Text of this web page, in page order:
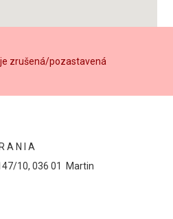
je zrušená/pozastavená
A N I A
10, 036 01 Martin